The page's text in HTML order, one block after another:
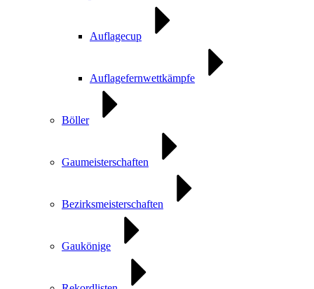
Auflagecup
Auflagefernwettkämpfe
Böller
Gaumeisterschaften
Bezirksmeisterschaften
Gaukönige